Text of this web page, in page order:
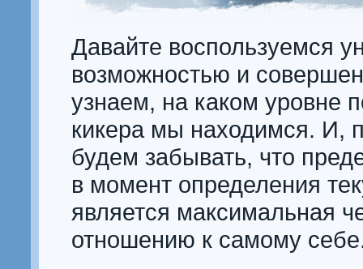
Давайте воспользуемся
возможностью и
узнаем, на каком уровне
кикера мы находимся. И,
будем забывать, что
в момент определения
является максимальная
отношению к самому себе